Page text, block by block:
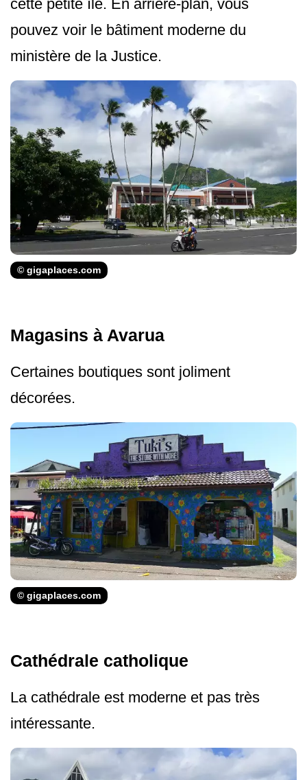
cette petite île. En arrière-plan, vous
pouvez voir le bâtiment moderne du
ministère de la Justice.
© gigaplaces.com
Magasins à Avarua
Certaines boutiques sont joliment
décorées.
© gigaplaces.com
Cathédrale catholique
La cathédrale est moderne et pas très
intéressante.